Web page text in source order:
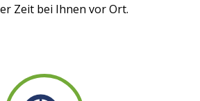
Zeit bei Ihnen vor Ort.